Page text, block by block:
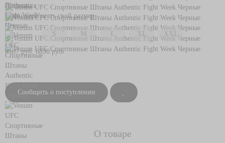
Предзаказ
Узнать свой размер
9187 руб. 6890 руб.
Сообщить о поступлении
О товаре